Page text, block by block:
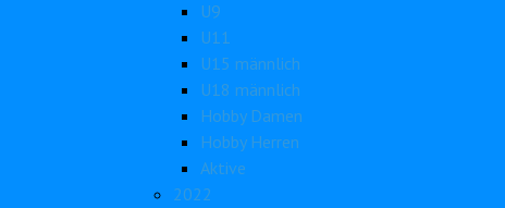
U9
U11
U15 männlich
U18 männlich
Hobby Damen
Hobby Herren
Aktive
2022